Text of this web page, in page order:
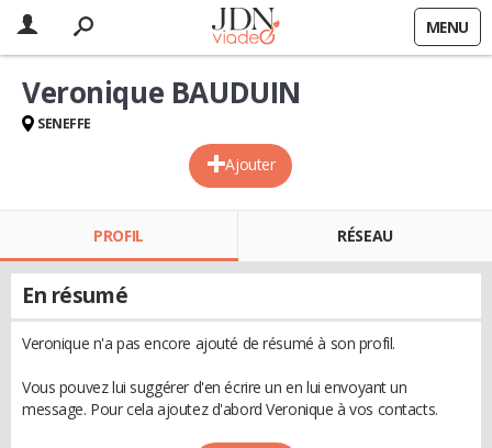
MENU
Ajouter
Veronique BAUDUIN
SENEFFE
PROFIL RÉSEAU
En résumé
Veronique n'a pas encore ajouté de résumé à son profil.
Vous pouvez lui suggérer d'en écrire un en lui envoyant un
message. Pour cela ajoutez d'abord Veronique à vos contacts.